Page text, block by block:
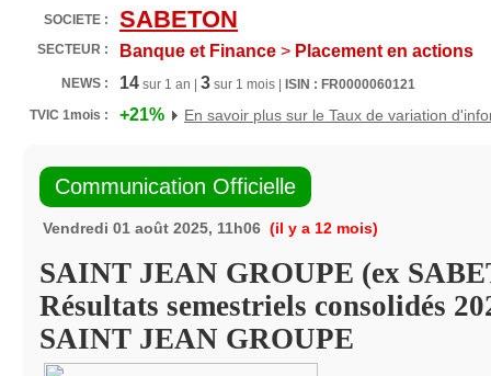
SOCIETE : SABETON
SECTEUR : Banque et Finance > Placement en actions
NEWS : 14 sur 1 an | 3 sur 1 mois |
ISIN : FR0000060121
TVIC 1mois :
+21% En savoir plus sur le Taux de variation
Communication Officielle
Vendredi 01 août 2025, 11h06 (il y a 12 mois)
SAINT JEAN GROUPE (ex
Résultats semestriels consolidés
SAINT JEAN GROUPE